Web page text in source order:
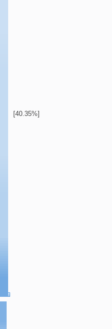
[40.35%]